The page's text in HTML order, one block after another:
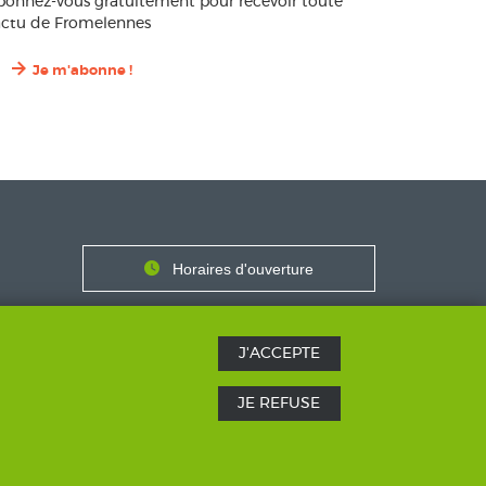
de Fromelennes
Je m'abonne !
HorairesHoraires d'ouverture
Nous contacter
J'ACCEPTE
JE REFUSE